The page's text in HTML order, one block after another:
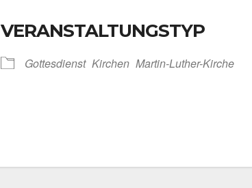
VERANSTALTUNGSTYP
Got­tes­dienst Kir­chen Martin-Luther-Kirche